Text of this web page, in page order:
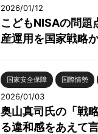
2026/01/12
こどもNISAの問題
産運用を国家戦略
国家安全保障 国際情勢
2026/01/03
奥山真司氏の「戦
る違和感をあえて